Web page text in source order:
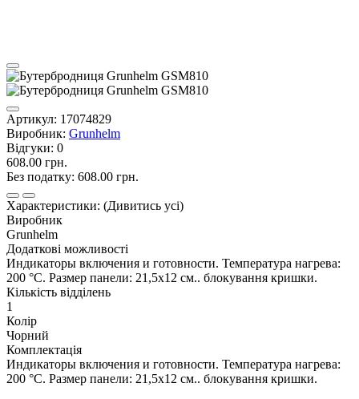
Артикул: 17074829
Виробник: Grunhelm
Відгуки: 0
608.00 грн.
Без податку: 608.00 грн.
Характеристики: (Дивитись усі)
Виробник
Grunhelm
Додаткові можливості
Индикаторы включения и готовности. Температура нагрева:
200 °С. Размер панели: 21,5х12 см.. блокування кришки.
Кількість відділень
1
Колір
Чорний
Комплектація
Индикаторы включения и готовности. Температура нагрева:
200 °С. Размер панели: 21,5х12 см.. блокування кришки.